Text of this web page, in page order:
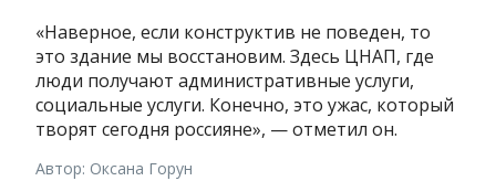
«Наверное, если конструктив не поведен, то
это здание мы восстановим. Здесь ЦНАП, где
люди получают административные услуги,
социальные услуги. Конечно, это ужас, который
творят сегодня россияне», — отметил он.
Автор: Оксана Горун